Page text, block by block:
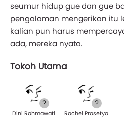
seumur hidup gue dan gue
pengalaman mengerikan itu
kalian pun harus
ada, mereka nyata.
Tokoh Utama
Dini Rahmawati Rachel Prasetya